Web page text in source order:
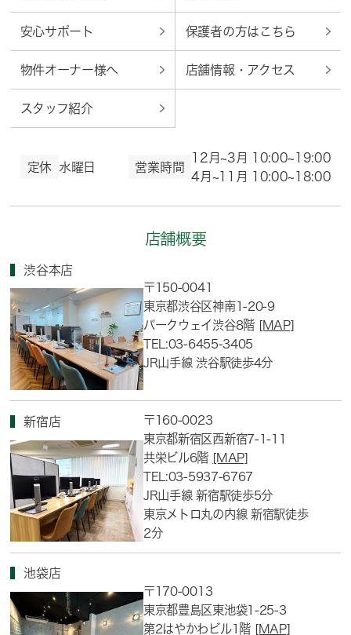
安心サポート 保護者の方はこちら
物件オーナー様へ 店舗情報・アクセス
スタッフ紹介
定休 水曜日 営業時間
12月~3月 10:00~19:00
4月~11月 10:00~18:00
店舗概要
渋谷本店
〒150-0041
東京都渋谷区神南1-20-9
パークウェイ渋谷8階 [MAP]
TEL:03-6455-3405
JR山手線 渋谷駅徒歩4分
新宿店
〒160-0023
東京都新宿区西新宿7-1-11
共栄ビル6階 [MAP]
TEL:03-5937-6767
JR山手線 新宿駅徒歩5分
東京メトロ丸の内線 新宿駅徒歩
2分
池袋店
〒170-0013
東京都豊島区東池袋1-25-3
第2はやかわビル1階 [MAP]